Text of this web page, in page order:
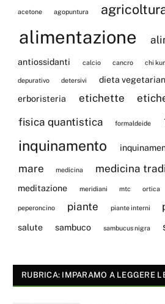
acetone agopuntura
alimentazione
antiossidanti calcio cancro chi
depurativo detersivi dieta
erboristeria etichette
fisica quantistica
formaldeide
inquinamento
mare medicina medicina
meditazione meridiani mtc ortica
peperoncino piante piante interni
salute sambuco sambucus nigra
RUBRICA: IMPARAMO A LEGGERE